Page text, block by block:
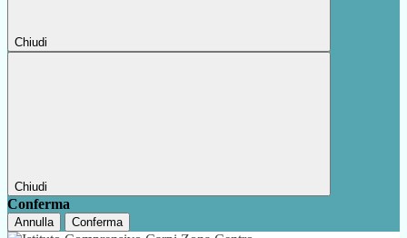
Chiudi
Chiudi
Conferma
Annulla Conferma